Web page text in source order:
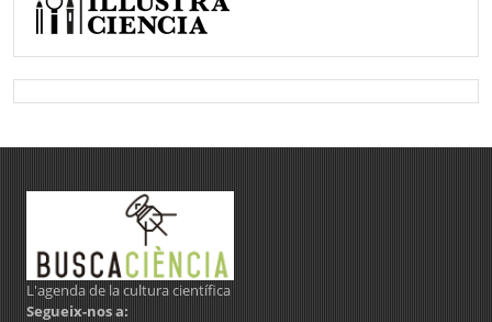
L'agenda de la cultura científica
Segueix-nos a: